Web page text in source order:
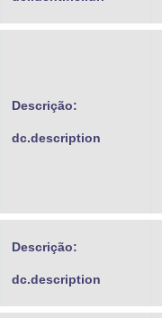
Descrição:
dc.description
Descrição:
dc.description